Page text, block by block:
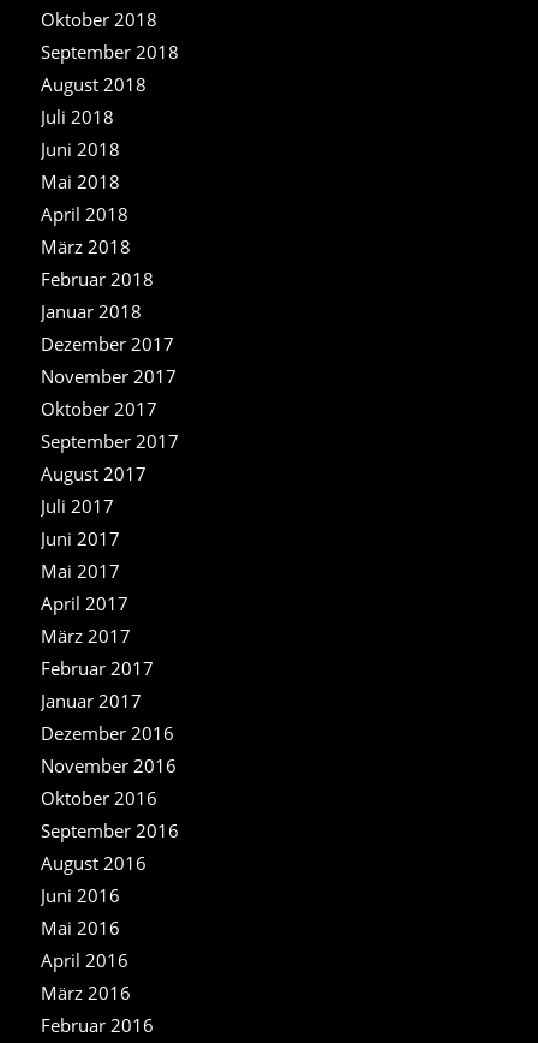
Oktober 2018
September 2018
August 2018
Juli 2018
Juni 2018
Mai 2018
April 2018
März 2018
Februar 2018
Januar 2018
Dezember 2017
November 2017
Oktober 2017
September 2017
August 2017
Juli 2017
Juni 2017
Mai 2017
April 2017
März 2017
Februar 2017
Januar 2017
Dezember 2016
November 2016
Oktober 2016
September 2016
August 2016
Juni 2016
Mai 2016
April 2016
März 2016
Februar 2016